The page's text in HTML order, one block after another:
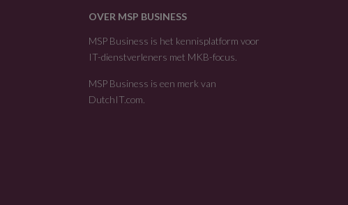
OVER MSP BUSINESS
MSP Business is het kennisplatform voor
IT-dienstverleners met MKB-focus.
MSP Business is een merk van
DutchIT.com